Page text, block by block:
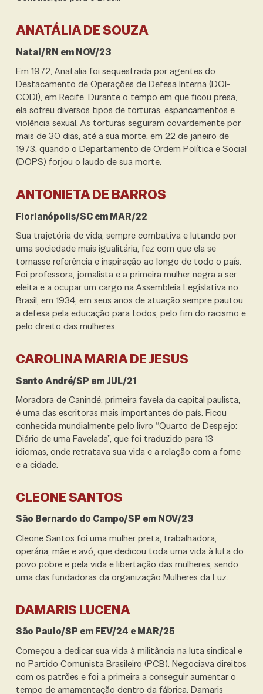
ANATÁLIA DE SOUZA
Natal/RN em NOV/23
Em 1972, Anatalia foi sequestrada por agentes do
Destacamento de Operações de Defesa Interna (DOI-
CODI), em Recife. Durante o tempo em que ficou presa,
ela sofreu diversos tipos de torturas, espancamentos e
violência sexual. As torturas seguiram covardemente por
mais de 30 dias, até a sua morte, em 22 de janeiro de
1973, quando o Departamento de Ordem Política e Social
(DOPS) forjou o laudo de sua morte.
ANTONIETA DE BARROS
Florianópolis/SC em MAR/22
Sua trajetória de vida, sempre combativa e lutando por
uma sociedade mais igualitária, fez com que ela se
tornasse referência e inspiração ao longo de todo o país.
Foi professora, jornalista e a primeira mulher negra a ser
eleita e a ocupar um cargo na Assembleia Legislativa no
Brasil, em 1934; em seus anos de atuação sempre pautou
a defesa pela educação para todos, pelo fim do racismo e
pelo direito das mulheres.
CAROLINA MARIA DE JESUS
Santo André/SP em JUL/21
Moradora de Canindé, primeira favela da capital paulista,
é uma das escritoras mais importantes do país. Ficou
conhecida mundialmente pelo livro “Quarto de Despejo:
Diário de uma Favelada”, que foi traduzido para 13
idiomas, onde retratava sua vida e a relação com a fome
e a cidade.
CLEONE SANTOS
São Bernardo do Campo/SP em NOV/23
Cleone Santos foi uma mulher preta, trabalhadora,
operária, mãe e avó, que dedicou toda uma vida à luta do
povo pobre e pela vida e libertação das mulheres, sendo
uma das fundadoras da organização Mulheres da Luz.
DAMARIS LUCENA
São Paulo/SP em FEV/24 e MAR/25
Começou a dedicar sua vida à militância na luta sindical e
no Partido Comunista Brasileiro (PCB). Negociava direitos
com os patrões e foi a primeira a conseguir aumentar o
tempo de amamentação dentro da fábrica. Damaris